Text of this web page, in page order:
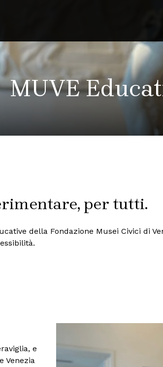
MUVE
per tutti.
della Fondazione Musei Civici di
e
Venezia